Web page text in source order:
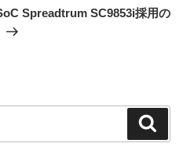
Spreadtrum SC9853i採用の